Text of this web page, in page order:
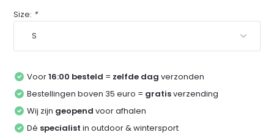
Size: *
Voor16:00 besteld = zelfde dag verzonden
Bestellingen boven 35 euro = gratisverzending
Wij zijn geopend voor afhalen
Dé specialist in outdoor & wintersport